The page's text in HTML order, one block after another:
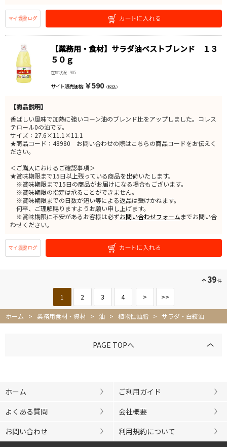
【業務用・食材】サラダ油ベストブレンド １３
５０ｇ
在庫状況 : 905
サイト販売価格 : ￥590（税込）
【商品説明】
香ばしい風味で加熱に強いコーン油のブレンド比をアップしました。コレス
テロール0の油です。
サイズ：27.6×11.1×11.1
★商品コード：48980 お問い合わせの際はこちらの商品コードをお伝えく
ださい。
＜ご購入におけるご確認事項＞
★賞味期限まで15日以上残っている商品を出荷いたします。
※賞味期限まで15日の商品がお届けになる場合もございます。
※賞味期限の指定は承ることができません。
※賞味期限までの日数が短い等による返品は受けかねます。
何卒、ご理解賜りますようお願い申し上げます。
※賞味期限に不安があるお客様は必ずお問い合わせフォームまでお問い合
わせください。
全 39件
1 2 3 4 > >>
ホーム > 業務用食材・資材 > 油 > 植物性油脂 > サラダ・白絞油
PAGE TOPへ
ホーム
ご利用ガイド
よくある質問
会社概要
お問い合わせ
利用規約について